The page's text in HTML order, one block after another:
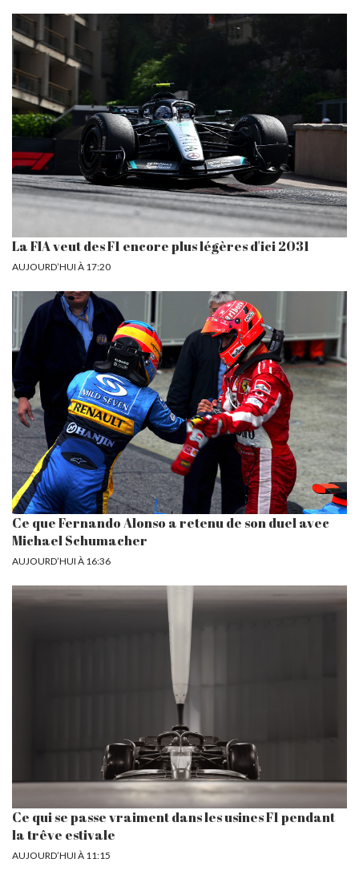
La FIA veut des F1 encore plus légères d'ici 2031
AUJOURD’HUI À 17:20
Ce que Fernando Alonso a retenu de son duel avec
Michael Schumacher
AUJOURD’HUI À 16:36
Ce qui se passe vraiment dans les usines F1 pendant
la trêve estivale
AUJOURD’HUI À 11:15